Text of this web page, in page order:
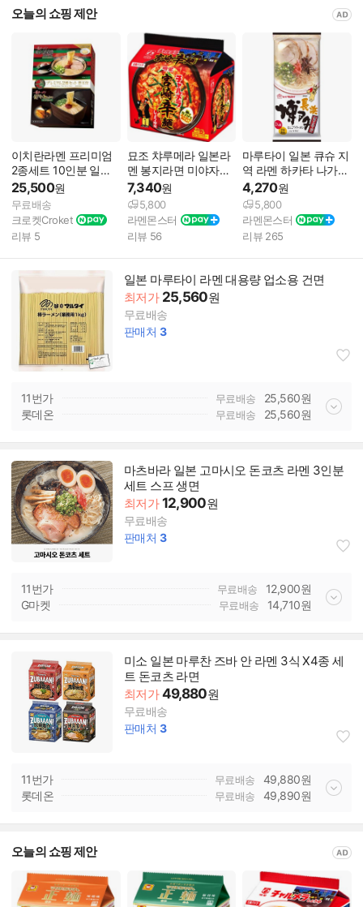
오늘의 쇼핑 제안
이치란라멘 프리미엄
2종세트 10인분 일본
라면
25,500원
무료배송
크로켓Croket
리뷰 5
묘조 챠루메라 일본라
멘 봉지라면 미야자키
매운 라멘
7,340원
5,800
라멘몬스터
리뷰 56
마루타이 일본 큐슈 지
역 라멘 하카타 나가하
마 돈코츠
4,270원
5,800
라멘몬스터
리뷰 265
일본 마루타이 라멘 대용량 업소용 건면
최저가 25,560원
무료배송
판매처 3
11번가 무료배송 25,560원
롯데온
무료배송 25,560원
마츠바라 일본 고마시오 돈코츠 라멘 3인분
세트 스프 생면
최저가12,900원
무료배송
판매처 3
11번가 무료배송 12,900원
G마켓
무료배송 14,710원
미소 일본 마루찬 즈바 안 라멘 3식 X4종 세
트 돈코츠 라면
최저가49,880원
무료배송
판매처 3
11번가 무료배송 49,880원
롯데온
무료배송 49,890원
오늘의 쇼핑 제안